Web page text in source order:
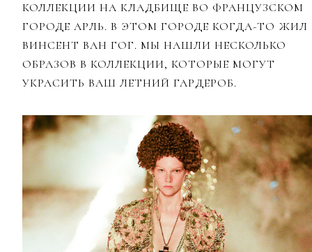
КОЛЛЕКЦИИ НА КЛАДБИЩЕ ВО ФРАНЦУЗСКОМ
ГОРОДЕ АРЛЬ. В ЭТОМ ГОРОДЕ КОГДА-ТО ЖИЛ
ВИНСЕНТ ВАН ГОГ. МЫ НАШЛИ НЕСКОЛЬКО
ОБРАЗОВ В КОЛЛЕКЦИИ, КОТОРЫЕ МОГУТ
УКРАСИТЬ ВАШ ЛЕТНИЙ ГАРДЕРОБ.